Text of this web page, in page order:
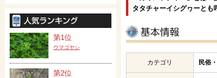
タタチャーイシグヮーとも
カテゴリ 民俗
第1位
ウマゴヤシ
第2位